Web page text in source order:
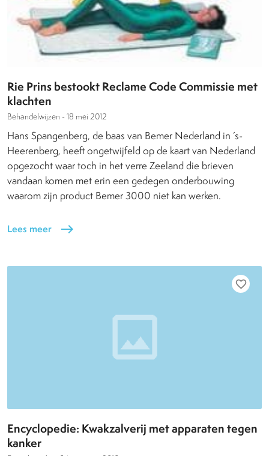
Rie Prins bestookt Reclame Code Commissie met
klachten
Behandelwijzen - 18 mei 2012
Hans Spangenberg, de baas van Bemer Nederland in ’s-
Heerenberg, heeft ongetwijfeld op de kaart van Nederland
opgezocht waar toch in het verre Zeeland die brieven
vandaan komen met erin een gedegen onderbouwing
waarom zijn product Bemer 3000 niet kan werken.
Lees meer east
favorite_border
Encyclopedie: Kwakzalverij met apparaten tegen
kanker